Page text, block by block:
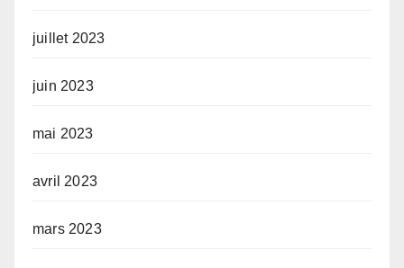
juillet 2023
juin 2023
mai 2023
avril 2023
mars 2023